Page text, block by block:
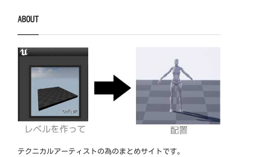
ABOUT
テクニカルアーティストの為のまとめサイトです。